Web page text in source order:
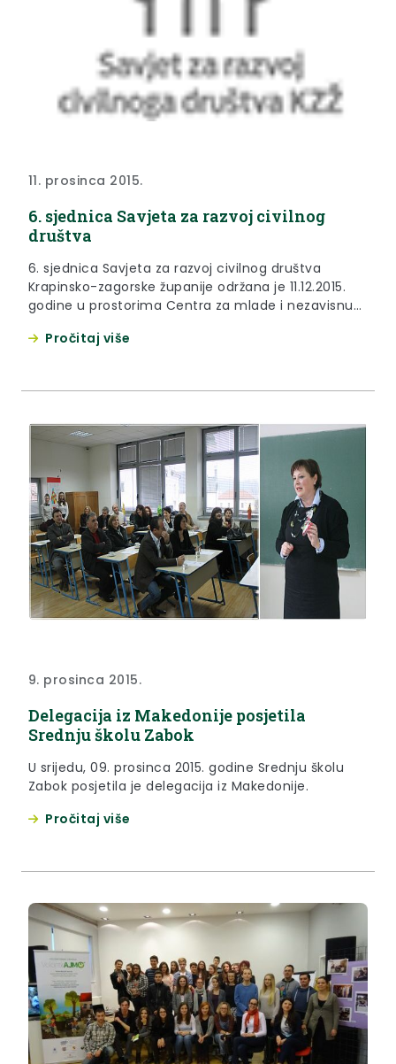
11. prosinca 2015.
6. sjednica Savjeta za razvoj civilnog
društva
6. sjednica Savjeta za razvoj civilnog društva
Krapinsko-zagorske županije održana je 11.12.2015.
godine u prostorima Centra za mlade i nezavisnu
Pročitaj više
9. prosinca 2015.
Delegacija iz Makedonije posjetila
Srednju školu Zabok
U srijedu, 09. prosinca 2015. godine Srednju školu
Zabok posjetila je delegacija iz Makedonije.
Pročitaj više